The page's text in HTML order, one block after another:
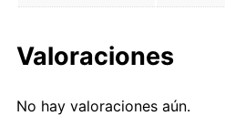
Valoraciones
No hay valoraciones aún.